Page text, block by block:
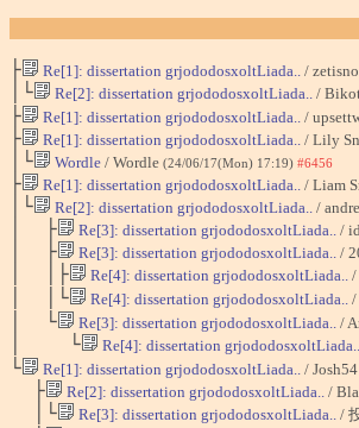
├ Re[1]: dissertation grjododosxoltLiada.. / zetisno
│└ Re[2]: dissertation grjododosxoltLiada.. /
├ Re[1]: dissertation grjododosxoltLiada.. /
├ Re[1]: dissertation grjododosxoltLiada.. / Lily
│└ Wordle / Wordle (24/06/17(Mon) 17:19) #6456
├ Re[1]: dissertation grjododosxoltLiada.. / Liam
│└ Re[2]: dissertation grjododosxoltLiada.. /
│ ├ Re[3]: dissertation grjododosxoltLiada.. /
│ ├ Re[3]: dissertation grjododosxoltLiada.. /
│ │├ Re[4]: dissertation grjododosxoltLiada.. /
│ │└ Re[4]: dissertation grjododosxoltLiada.. /
│ └ Re[3]: dissertation grjododosxoltLiada.. /
│ └ Re[4]: dissertation grjododosxoltLiada..
└ Re[1]: dissertation grjododosxoltLiada.. / Josh54
├ Re[2]: dissertation grjododosxoltLiada.. /
│└ Re[3]: dissertation grjododosxoltLiada.. /